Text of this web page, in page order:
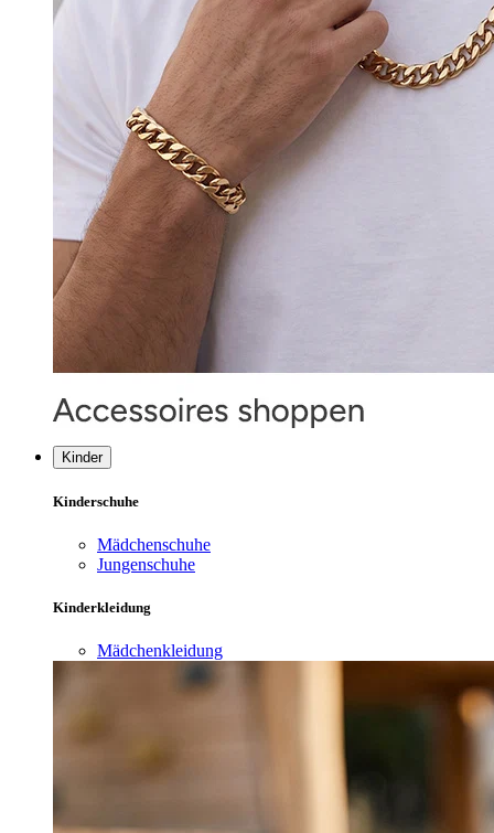
Kinder
Kinderschuhe
Mädchenschuhe
Jungenschuhe
Kinderkleidung
Mädchenkleidung